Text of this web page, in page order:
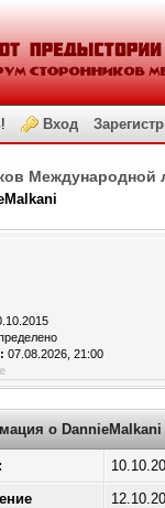
Вход
Международной
07.08.2026, 21:00
о DannieMalkani